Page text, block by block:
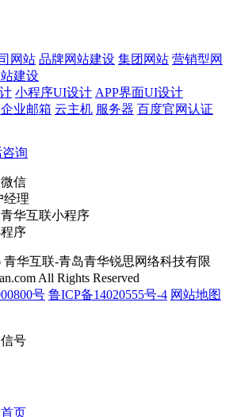
网站 品牌网站建设 集团网站 营销型网
建设
小程序UI设计 APP界面UI设计
业邮箱 云主机 服务器 百度官网认证
询
经理
序
青华互联-青岛青华锐思网络科技有限
All Rights Reserved
号 鲁ICP备14020555号-4 网站地图